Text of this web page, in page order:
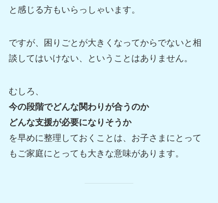
と感じる方もいらっしゃいます。
ですが、困りごとが大きくなってからでないと相
談してはいけない、ということはありません。
むしろ、
今の段階でどんな関わりが合うのか
どんな支援が必要になりそうか
を早めに整理しておくことは、お子さまにとって
もご家庭にとっても大きな意味があります。